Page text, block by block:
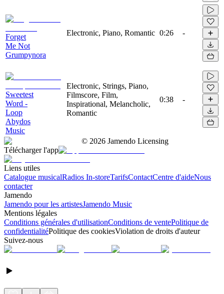
Forget
Me Not
Grumpynora
Electronic, Piano, Romantic 0:26 -
Sweetest
Word -
Loop
Abydos
Music
Electronic, Strings, Piano,
Filmscore, Film,
Inspirational, Melancholic,
Romantic
0:38 -
© 2026 Jamendo Licensing
Télécharger l'app
Liens utiles
Catalogue musicalRadios In-storeTarifsContactCentre d'aideNous
contacter
Jamendo
Jamendo pour les artistesJamendo Music
Mentions légales
Conditions générales d'utilisationConditions de ventePolitique de
confidentialitéPolitique des cookiesViolation de droits d'auteur
Suivez-nous